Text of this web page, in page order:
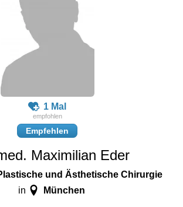
1 Mal
Empfehlen
Maximilian Eder
und Ästhetische Chirurgie
in München